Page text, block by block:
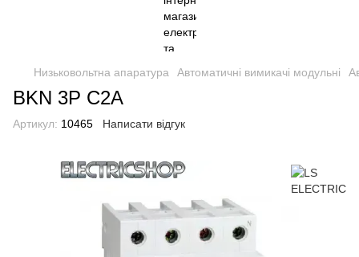
Низьковольтна апаратура Автоматичні вимикачі модульні
BKN 3P C2A
Артикул: 10465 Написати відгук